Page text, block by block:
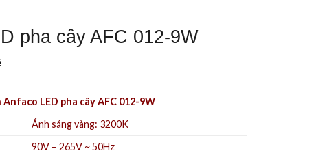
pha cây AFC 012-9W
Anfaco LED pha cây AFC 012-9W
Ánh sáng vàng: 3200K
90V – 265V ~ 50Hz